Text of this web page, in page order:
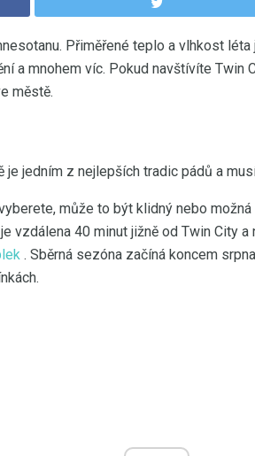
Přiměřené teplo a vlhkost
a mnohem víc. Pokud navštívíte Twin
městě.
je jedním z nejlepších tradic pádů a
může to být klidný nebo
vzdálena 40 minut jižně od Twin City
. Sběrná sezóna začíná koncem